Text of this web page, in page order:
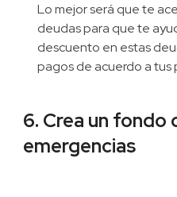
Lo mejor será que te
deudas para que te
descuento en estas
pagos de acuerdo a tus
6. Crea un fondo
emergencias